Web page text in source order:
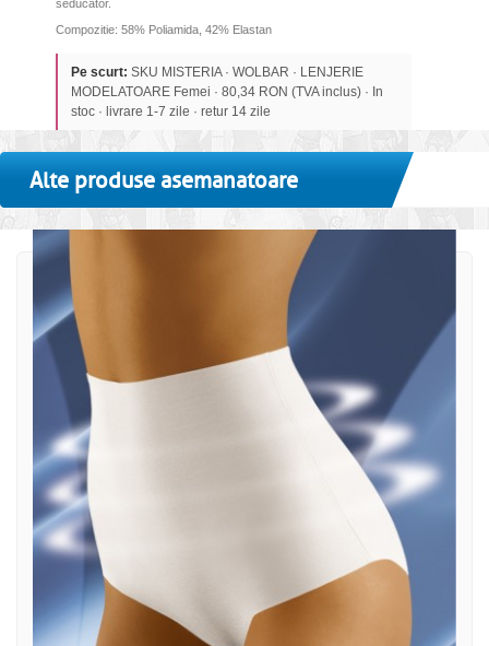
seducator.
Compozitie: 58% Poliamida, 42% Elastan
Pe scurt: SKU MISTERIA · WOLBAR · LENJERIE
MODELATOARE Femei · 80,34 RON (TVA inclus) · In
stoc · livrare 1-7 zile · retur 14 zile
Alte produse asemanatoare